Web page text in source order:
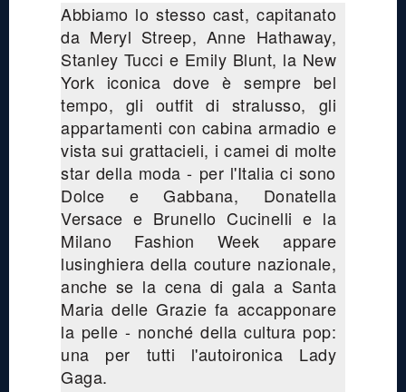
Abbiamo lo stesso cast, capitanato
da Meryl Streep, Anne Hathaway,
Stanley Tucci e Emily Blunt, la New
York iconica dove è sempre bel
tempo, gli outfit di stralusso, gli
appartamenti con cabina armadio e
vista sui grattacieli, i camei di molte
star della moda - per l'Italia ci sono
Dolce e Gabbana, Donatella
Versace e Brunello Cucinelli e la
Milano Fashion Week appare
lusinghiera della couture nazionale,
anche se la cena di gala a Santa
Maria delle Grazie fa accapponare
la pelle - nonché della cultura pop:
una per tutti l'autoironica Lady
Gaga.